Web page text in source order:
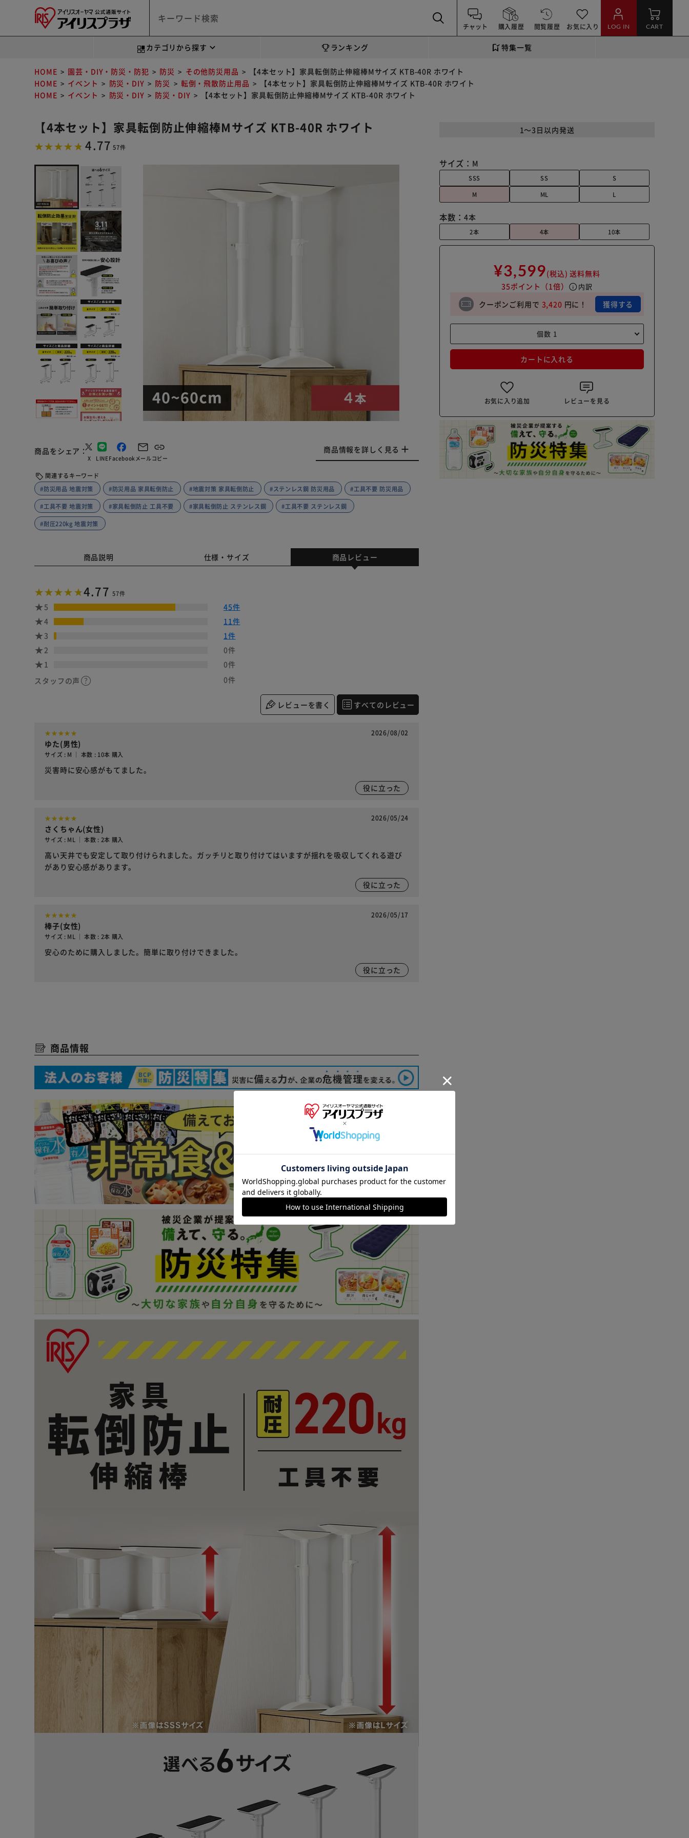
チャット 購入履歴 閲覧履歴 お気に入り LOG IN CART
カテゴリから探す ランキング 特集一覧
HOME 園芸・DIY・防災・防犯 防災 その他防災用品
【4本セット】家具転倒防止伸縮棒Mサイズ KTB-40R ホワイト
HOME
イベント 防災・DIY 防災 転倒・飛散防止用品
【4本セット】家具転倒防止伸縮棒Mサイズ KTB-40R ホワイト
HOME
イベント 防災・DIY 防災・DIY 【4本セット】家具転倒防止伸縮棒Mサイズ KTB-40R ホワイト
【4本セット】家具転倒防止伸縮棒Mサイズ KTB-40R ホワイト
4.77 57件
商品をシェア
X LINEFacebookメールコピー
商品情報を詳しく見る
関連するキーワード
#防災用品 地震対策
#防災用品 家具転倒防止 #地震対策 家具転倒防止 #ステンレス鋼 防災用品 #工具不要 防災用品
#工具不要 地震対策 #家具転倒防止 工具不要 #家具転倒防止 ステンレス鋼 #工具不要 ステンレス鋼
#耐圧220kg 地震対策
1～3日以内発送
サイズ： M
SSS SS
S
M
ML L
本数： 4本
2本 4本 10本
¥3,599(税込) 送料無料
35ポイント （1倍） info 内訳
クーポンご利用で 3,420 円に！ 獲得する
カートに入れる
お気に入り追加 レビューを見る
商品説明 仕様・サイズ 商品レビュー
4.77 57件
5
45件
4
11件
3
1件
2
0件
1
0件
スタッフの声
0件
レビューを書く すべてのレビュー
2026/08/02
ゆた(男性)
サイズ : M ｜ 本数 : 10本 購入
災害時に安心感がもてました。
役に立った
2026/05/24
さくちゃん(女性)
サイズ : ML ｜ 本数 : 2本 購入
高い天井でも安定して取り付けられました。ガッチリと取り付けてはいますが揺れを吸収してくれる遊び
があり安心感があります。
役に立った
2026/05/17
棒子(女性)
サイズ : ML ｜ 本数 : 2本 購入
安心のために購入しました。簡単に取り付けできました。
役に立った
商品情報
※ご確認ください